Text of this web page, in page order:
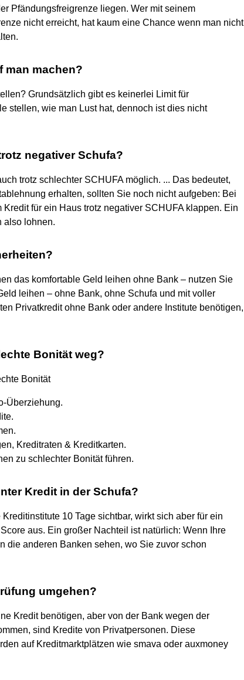
Pfändungsfreigrenze liegen. Wer mit seinem
nicht erreicht, hat kaum eine Chance wenn man nicht
man machen?
Grundsätzlich gibt es keinerlei Limit für
stellen, wie man Lust hat, dennoch ist dies nicht
negativer Schufa?
trotz schlechter SCHUFA möglich. ... Das bedeutet,
erhalten, sollten Sie noch nicht aufgeben: Bei
für ein Haus trotz negativer SCHUFA klappen. Ein
also lohnen.
das komfortable Geld leihen ohne Bank – nutzen Sie
leihen – ohne Bank, ohne Schufa und mit voller
Privatkredit ohne Bank oder andere Institute benötigen,
Bonität weg?
Bonität
Überziehung.
Kreditraten & Kreditkarten.
zu schlechter Bonität führen.
Kredit in der Schufa?
10 Tage sichtbar, wirkt sich aber für ein
aus. Ein großer Nachteil ist natürlich: Wenn Ihre
die anderen Banken sehen, wo Sie zuvor schon
umgehen?
Kredit benötigen, aber von der Bank wegen der
sind Kredite von Privatpersonen. Diese
auf Kreditmarktplätzen wie smava oder auxmoney